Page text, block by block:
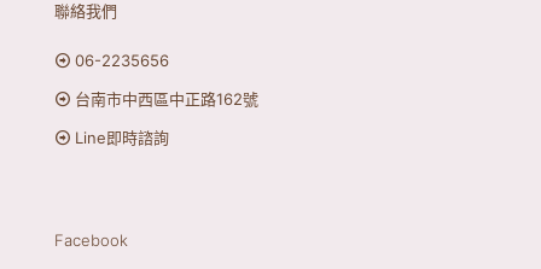
聯絡我們
06-2235656
台南市中西區中正路162號
Line即時諮詢
Facebook